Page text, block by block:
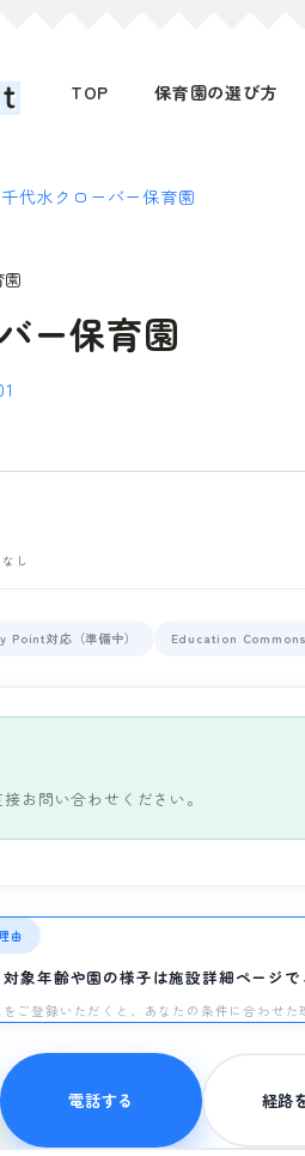
TOP 保育園の選び方
千代水クローバー保育園
ー保育園
し
Point対応（準備中） Education Commons
お問い合わせください。
由
象年齢や園の様子は施設詳細ページで
ご登録いただくと、あなたの条件に合わせた
電話する 経路